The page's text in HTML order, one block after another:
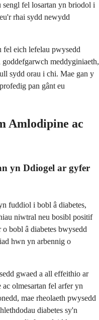
fel losartan yn briodol i
rhai sydd newydd
eich lefelau pwysedd
meddyginiaeth,
sydd orau i chi. Mae gan y
pan gânt eu
Amlodipine ac
yn Ddiogel ar gyfer
fuddiol i bobl â diabetes,
niwtral neu bosibl positif
bobl â diabetes bwysedd
hwn yn arbennig o
gwaed a all effeithio ar
olmesartan fel arfer yn
mae rheolaeth pwysedd
diabetes sy'n